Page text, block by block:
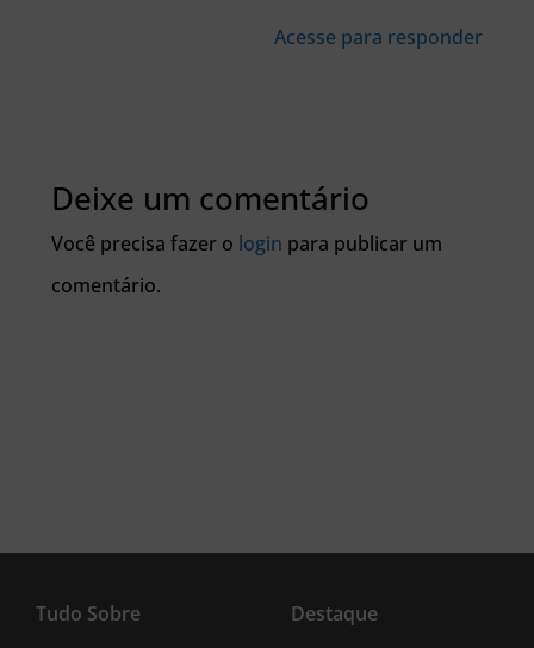
Acesse para responder
Deixe um comentário
Você precisa fazer o login para publicar um
comentário.
Tudo Sobre Destaque